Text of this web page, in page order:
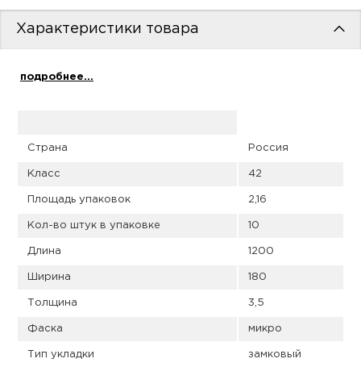
Характеристики товара
подробнее...
Страна Россия
Класс 42
Площадь упаковок 2,16
Кол-во штук в упаковке 10
Длина 1200
Ширина 180
Толщина 3,5
Фаска микро
Тип укладки замковый